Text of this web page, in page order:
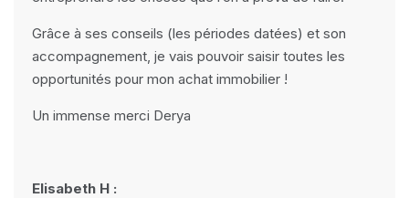
Grâce à ses conseils (les périodes datées) et son
accompagnement, je vais pouvoir saisir toutes les
opportunités pour mon achat immobilier !
Un immense merci Derya
Elisabeth H :